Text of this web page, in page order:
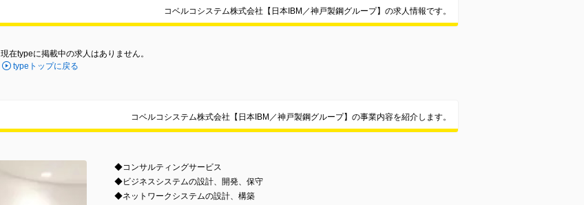
コベルコシステム株式会社【日本IBM／神戸製鋼グループ】の求人情報です。
現在typeに掲載中の求人はありません。
typeトップに戻る
コベルコシステム株式会社【日本IBM／神戸製鋼グループ】の事業内容を紹介します。
◆コンサルティングサービス
◆ビジネスシステムの設計、開発、保守
◆ネットワークシステムの設計、構築